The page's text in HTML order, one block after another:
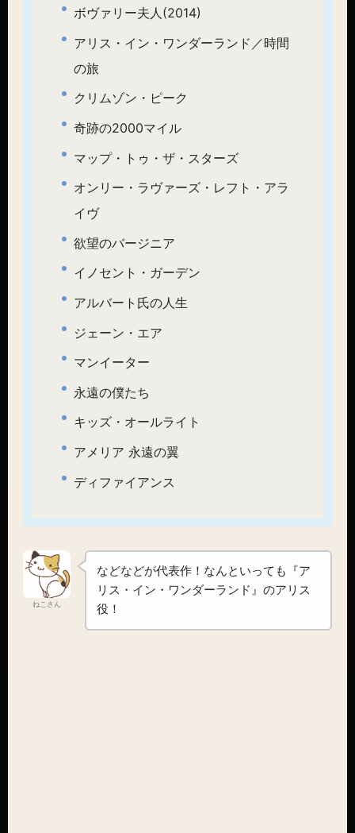
ボヴァリー夫人(2014)
アリス・イン・ワンダーランド／時間
の旅
クリムゾン・ピーク
奇跡の2000マイル
マップ・トゥ・ザ・スターズ
オンリー・ラヴァーズ・レフト・アラ
イヴ
欲望のバージニア
イノセント・ガーデン
アルバート氏の人生
ジェーン・エア
マンイーター
永遠の僕たち
キッズ・オールライト
アメリア 永遠の翼
ディファイアンス
ねこさん
などなどが代表作！なんといっても『ア
リス・イン・ワンダーランド』のアリス
役！